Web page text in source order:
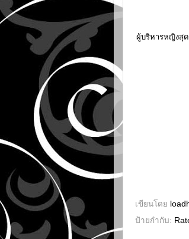
ผู้บริหารหญิงสุด
เขียนโดย
ป้ายกำกับ: